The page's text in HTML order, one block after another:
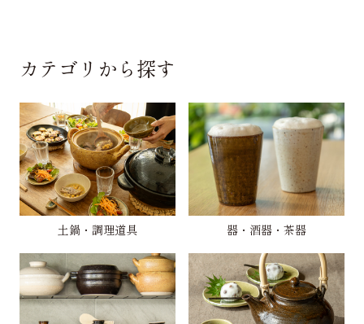
カテゴリから探す
土鍋・調理道具 器・酒器・茶器